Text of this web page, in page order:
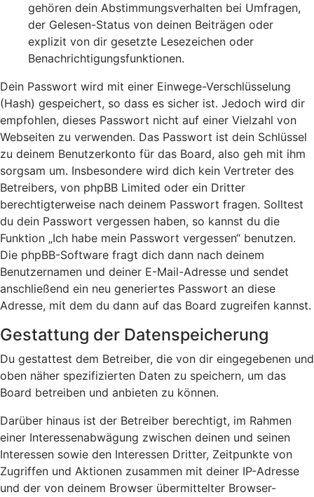
gehören dein Abstimmungsverhalten bei Umfragen,
der Gelesen-Status von deinen Beiträgen oder
explizit von dir gesetzte Lesezeichen oder
Benachrichtigungsfunktionen.
Dein Passwort wird mit einer Einwege-Verschlüsselung
(Hash) gespeichert, so dass es sicher ist. Jedoch wird dir
empfohlen, dieses Passwort nicht auf einer Vielzahl von
Webseiten zu verwenden. Das Passwort ist dein Schlüssel
zu deinem Benutzerkonto für das Board, also geh mit ihm
sorgsam um. Insbesondere wird dich kein Vertreter des
Betreibers, von phpBB Limited oder ein Dritter
berechtigterweise nach deinem Passwort fragen. Solltest
du dein Passwort vergessen haben, so kannst du die
Funktion „Ich habe mein Passwort vergessen“ benutzen.
Die phpBB-Software fragt dich dann nach deinem
Benutzernamen und deiner E-Mail-Adresse und sendet
anschließend ein neu generiertes Passwort an diese
Adresse, mit dem du dann auf das Board zugreifen kannst.
Gestattung der Datenspeicherung
Du gestattest dem Betreiber, die von dir eingegebenen und
oben näher spezifizierten Daten zu speichern, um das
Board betreiben und anbieten zu können.
Darüber hinaus ist der Betreiber berechtigt, im Rahmen
einer Interessenabwägung zwischen deinen und seinen
Interessen sowie den Interessen Dritter, Zeitpunkte von
Zugriffen und Aktionen zusammen mit deiner IP-Adresse
und der von deinem Browser übermittelter Browser-